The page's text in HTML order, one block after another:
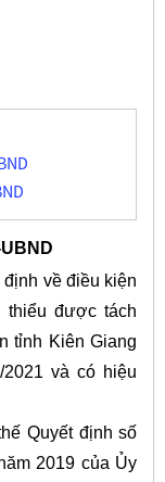
về điều kiện
được tách
tỉnh Kiên Giang
và có hiệu
Quyết định số
2019 của Ủy